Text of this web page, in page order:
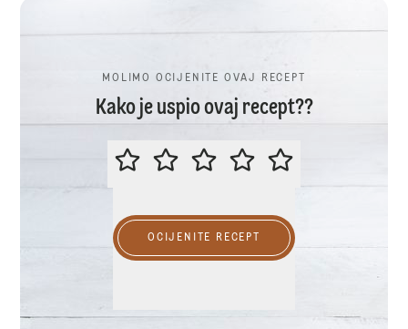
MOLIMO OCIJENITE OVAJ RECEPT
Kako je uspio ovaj recept??
MOLIMO OCIJENITE OVAJ
OCIJENITE RECEPT